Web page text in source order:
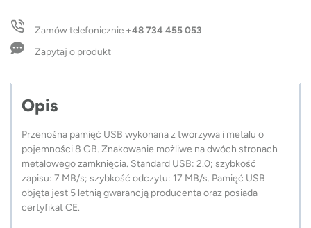
ALLU
GB
Zamów telefonicznie +48 734 455 053
Zapytaj o produkt
Opis
Przenośna pamięć USB wykonana z tworzywa i metalu o
pojemności 8 GB. Znakowanie możliwe na dwóch stronach
metalowego zamknięcia. Standard USB: 2.0; szybkość
zapisu: 7 MB/s; szybkość odczytu: 17 MB/s. Pamięć USB
objęta jest 5 letnią gwarancją producenta oraz posiada
certyfikat CE.